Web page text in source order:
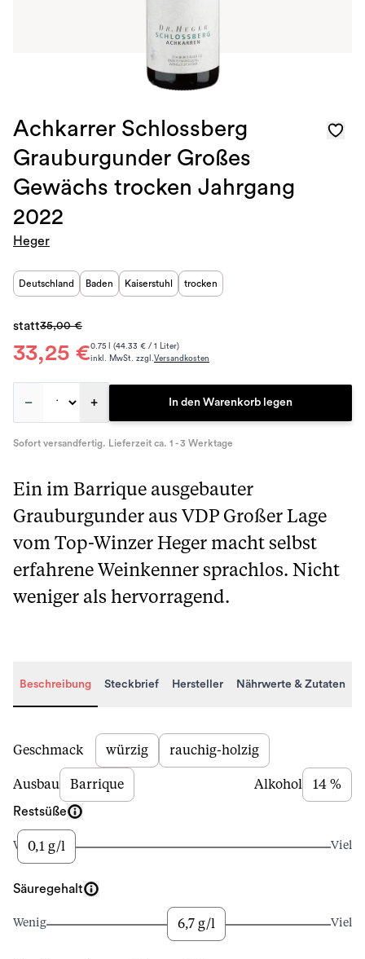
Achkarrer Schlossberg
Grauburgunder Großes
Gewächs trocken Jahrgang
2022
Heger
Deutschland Baden Kaiserstuhl trocken
33,25 €
statt35,00 €
0.75 l (44.33 € / 1 Liter)
inkl. MwSt. zzgl.Versandkosten
– + In den Warenkorb legen
Sofort versandfertig. Lieferzeit ca. 1 - 3 Werktage
Ein im Barrique ausgebauter
Grauburgunder aus VDP Großer Lage
vom Top-Winzer Heger macht selbst
erfahrene Weinkenner sprachlos. Nicht
weniger als hervorragend.
Beschreibung Steckbrief Hersteller Nährwerte & Zutaten
Beschreibung
Geschmack würzig rauchig-holzig
Ausbau Barrique Alkohol 14 %
Restsüße
Wenig0,1 g/l Viel
Säuregehalt
Wenig 6,7 g/l Viel